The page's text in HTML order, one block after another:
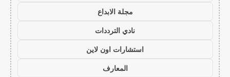
مجلة الابداع
نادي الترددات
استشارات اون لاين
المعارف